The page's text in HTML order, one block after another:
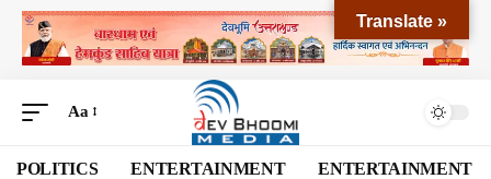
Aa
POLITICS ENTERTAINMENT ENTERTAINMENT
Translate »